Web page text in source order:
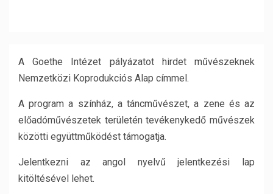
A Goethe Intézet pályázatot hirdet művészeknek
Nemzetközi Koprodukciós Alap címmel.
A program a színház, a táncművészet, a zene és az
előadóművészetek területén tevékenykedő művészek
közötti együttműködést támogatja.
Jelentkezni az angol nyelvű jelentkezési lap
kitöltésével lehet.